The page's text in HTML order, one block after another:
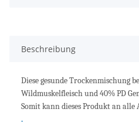
Beschreibung
Diese gesunde Trockenmischung
Wildmuskelfleisch und 40% PD
Somit kann dieses Produkt an
.